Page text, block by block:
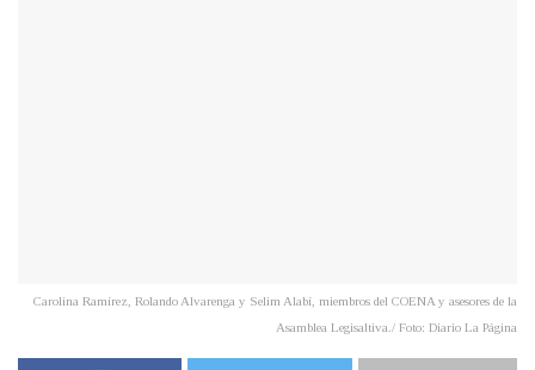
Carolina Ramírez, Rolando Alvarenga y Selim Alabí, miembros del COENA y asesores de la
Asamblea Legisaltiva./ Foto: Diario La Página